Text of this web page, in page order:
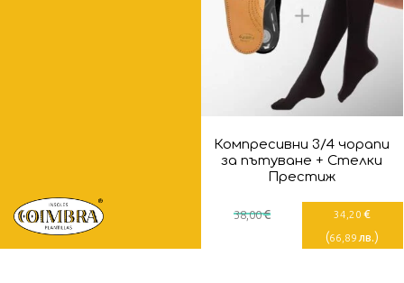
Компресивни 3/4 чорапи
за пътуване + Стелки
Престиж
38,00€ 34 ,20 €
(66 ,89 лв.)